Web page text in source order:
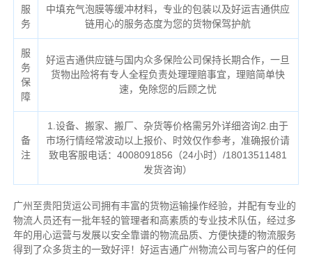
服
务
中填充气泡膜等缓冲材料，专业的包装以及好运吉通供应
链用心的服务态度为您的货物保驾护航
服
务
保
障
好运吉通供应链与国内众多保险公司保持长期合作，一旦
货物出险将有专人全程负责处理理赔事宜，理赔简单快
速，免除您的后顾之忧
备
注
1.设备、搬家、搬厂、杂货等价格需另外详细咨询2.由于
市场行情经常波动以上报价、时效仅作参考，准确报价请
致电客服电话：4008091856（24小时）/18013511481
发货咨询）
广州至贵阳货运公司拥有丰富的货物运输操作经验，并配有专业的
物流人员还有一批年轻的管理者和高素质的专业技术队伍，经过多
年的用心运营与发展以安全靠谱的物流品质、方便快捷的物流服务
得到了众多货主的一致好评！好运吉通广州物流公司与客户的任何